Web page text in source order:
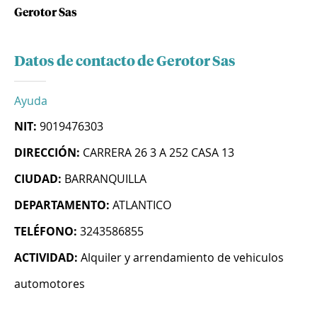
Gerotor Sas
Datos de contacto de Gerotor Sas
Ayuda
NIT: 9019476303
DIRECCIÓN: CARRERA 26 3 A 252 CASA 13
CIUDAD: BARRANQUILLA
DEPARTAMENTO: ATLANTICO
TELÉFONO: 3243586855
ACTIVIDAD: Alquiler y arrendamiento de vehiculos
automotores